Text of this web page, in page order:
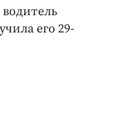
его 29-